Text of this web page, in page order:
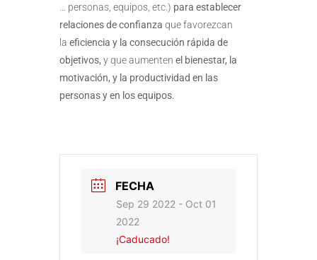
… personas, equipos, etc.) para establecer
relaciones de confianza que favorezcan
la eficiencia y la consecución rápida de
objetivos, y que aumenten el bienestar, la
motivación, y la productividad en las
personas y en los equipos.
FECHA
Sep 29 2022 - Oct 01
2022
¡Caducado!